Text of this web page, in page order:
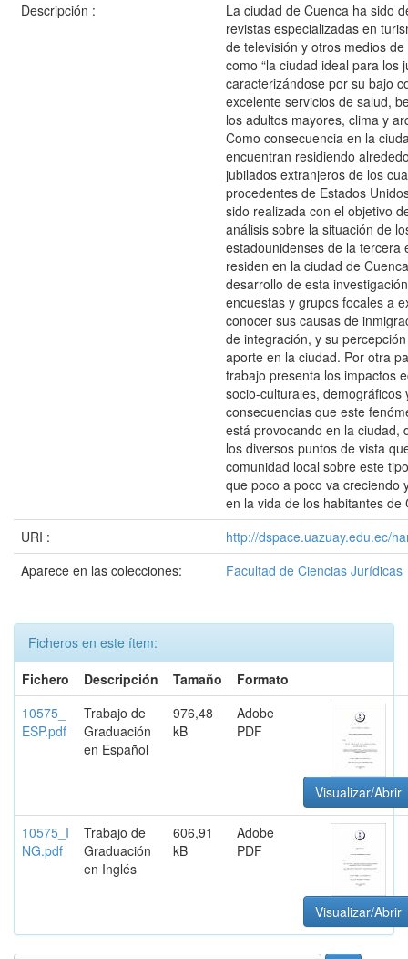
Descripción :
La ciudad de Cuenca ha sido
revistas especializadas en
de televisión y otros medios
como “la ciudad ideal para los
caracterizándose por su bajo
excelente servicios de salud,
los adultos mayores, clima y
Como consecuencia en la
encuentran residiendo
jubilados extranjeros de los
procedentes de Estados
sido realizada con el objetivo
análisis sobre la situación de
estadounidenses de la tercera
residen en la ciudad de
desarrollo de esta
encuestas y grupos focales a
conocer sus causas de
de integración, y su
aporte en la ciudad. Por otra
trabajo presenta los impactos
socio-culturales, demográficos
consecuencias que este
está provocando en la ciudad,
los diversos puntos de vista
comunidad local sobre este
que poco a poco va creciendo
en la vida de los habitantes de
URI :
http://dspace.uazuay.edu.ec/
Aparece en las colecciones:
Facultad de Ciencias Jurídicas
Ficheros en este ítem:
Fichero
Descripción Tamaño
Formato
10575_
ESP.pdf
Trabajo de
Graduación
en Español
976,48
kB
Adobe
PDF
Visualizar/Abrir
10575_I
NG.pdf
Trabajo de
Graduación
en Inglés
606,91
kB
Adobe
PDF
Visualizar/Abrir